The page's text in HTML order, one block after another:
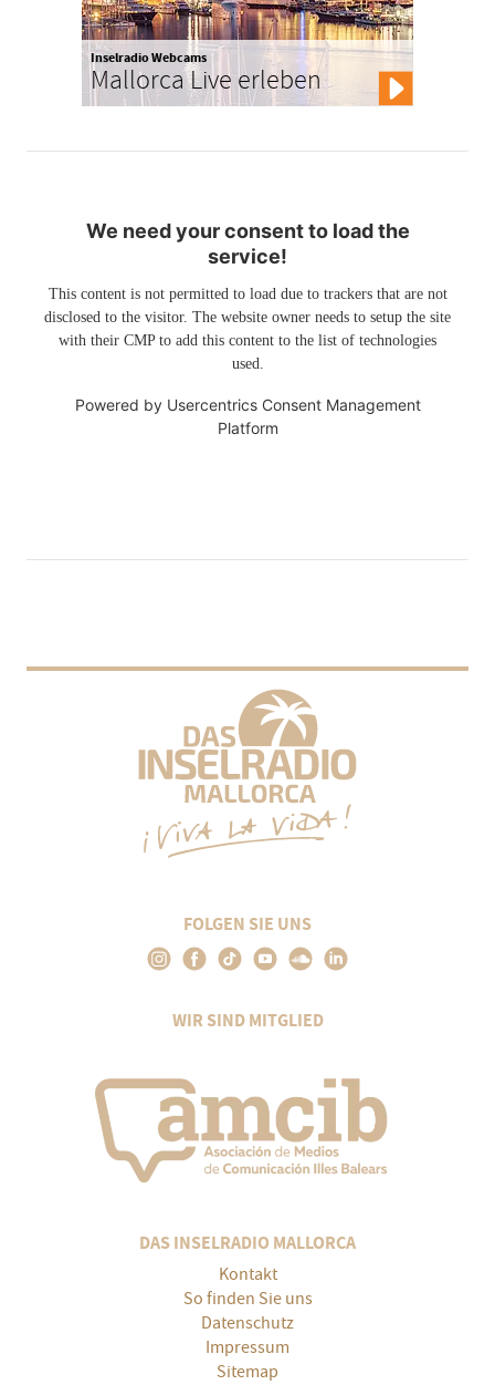
Inselradio Webcams
Mallorca Live erleben
We need your consent to load the
service!
This content is not permitted to load due to trackers that are not
disclosed to the visitor. The website owner needs to setup the site
with their CMP to add this content to the list of technologies
used.
Powered by Usercentrics Consent Management
Platform
FOLGEN SIE UNS
WIR SIND MITGLIED
DAS INSELRADIO MALLORCA
Kontakt
So finden Sie uns
Datenschutz
Impressum
Sitemap